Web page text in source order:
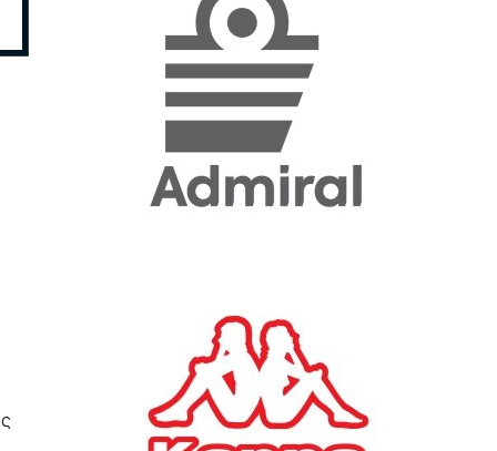
«Η ακρίβεια «γονατίζει»
την κοινωνία - Νέα μεγάλη
έρευνα της Pulse για το
ΟΙΚΟΝΟΜΙΑ 23/07/2026, 12:50
Aktor: Δεν θα γίνουν
δεκτές προσφορές κάτω
Κ. Πιερρακάκης: Νέα
εποχή για το Ολυμπιακό
Κωπηλατοδρόμιο - Η
δημόσια περιουσία είναι